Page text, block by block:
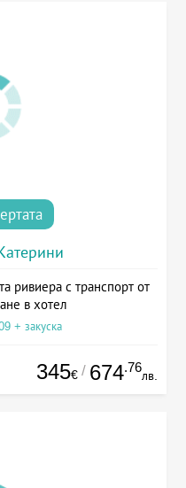
ривиера с транспорт от
в хотел
+ закуска
345€ / 674.76
лв.